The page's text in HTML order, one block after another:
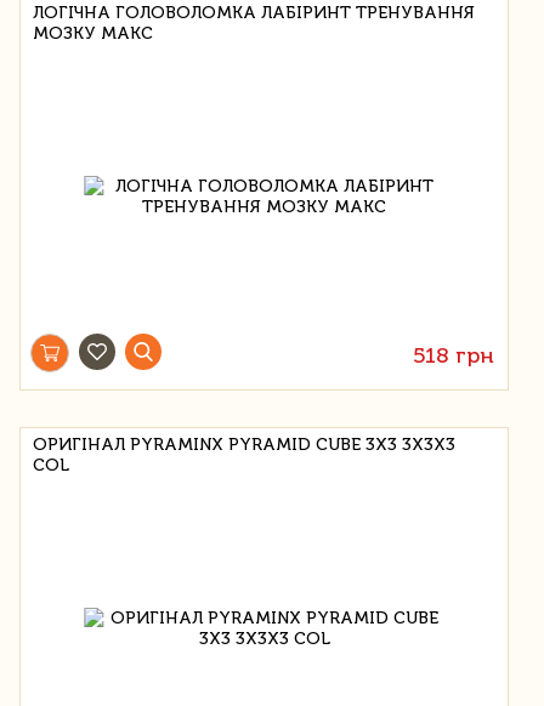
ЛОГІЧНА ГОЛОВОЛОМКА ЛАБІРИНТ ТРЕНУВАННЯ
МОЗКУ МАКС
518 грн
ОРИГІНАЛ PYRAMINX PYRAMID CUBE 3X3 3X3X3
COL